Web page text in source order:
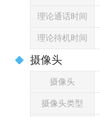
理论通话时间
理论待机时间
摄像头
摄像头
摄像头类型